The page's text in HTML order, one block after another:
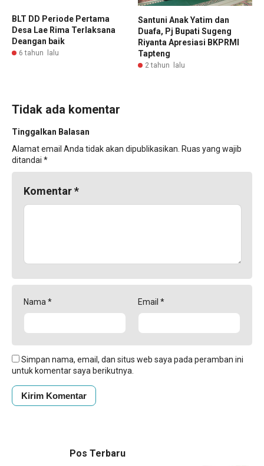
BLT DD Periode Pertama
Desa Lae Rima Terlaksana
Deangan baik
6 tahun lalu
Santuni Anak Yatim dan
Duafa, Pj Bupati Sugeng
Riyanta Apresiasi BKPRMI
Tapteng
2 tahun lalu
Tidak ada komentar
Tinggalkan Balasan
Alamat email Anda tidak akan dipublikasikan. Ruas yang wajib
ditandai *
Komentar*
Nama* Email *
Simpan nama, email, dan situs web saya pada peramban ini
untuk komentar saya berikutnya.
Pos Terbaru